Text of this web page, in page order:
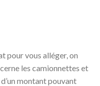
pour vous alléger, on
les camionnettes et
montant pouvant